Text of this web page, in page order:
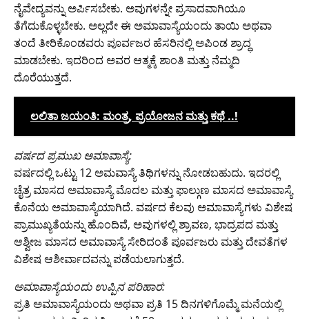
ನೈವೇದ್ಯವನ್ನು ಅರ್ಪಿಸಬೇಕು. ಅವುಗಳನ್ನೇ ಪ್ರಸಾದವಾಗಿಯೂ
ತೆಗೆದುಕೊಳ್ಳಬೇಕು. ಅಲ್ಲದೇ ಈ ಅಮಾವಾಸ್ಯೆಯಂದು ತಾಯಿ ಅಥವಾ
ತಂದೆ ತೀರಿಕೊಂಡವರು ಪೂರ್ವಜರ ಹೆಸರಿನಲ್ಲಿ ಅಪಿಂಡ ಶ್ರಾದ್ಧ
ಮಾಡಬೇಕು. ಇದರಿಂದ ಅವರ ಆತ್ಮಕ್ಕೆ ಶಾಂತಿ ಮತ್ತು ನೆಮ್ಮದಿ
ದೊರೆಯುತ್ತದೆ.
ಲಲಿತಾ ಜಯಂತಿ: ಮಂತ್ರ, ಪ್ರಯೋಜನ ಮತ್ತು ಕಥೆ ..!
ವರ್ಷದ ಪ್ರಮುಖ ಅಮಾವಾಸ್ಯೆ:
ವರ್ಷದಲ್ಲಿ ಒಟ್ಟು 12 ಅಮವಾಸ್ಯೆ ತಿಥಿಗಳನ್ನು ನೋಡಬಹುದು. ಇದರಲ್ಲಿ
ಚೈತ್ರ ಮಾಸದ ಅಮಾವಾಸ್ಯೆ ಮೊದಲ ಮತ್ತು ಫಾಲ್ಗುಣ ಮಾಸದ ಅಮಾವಾಸ್ಯೆ
ಕೊನೆಯ ಅಮಾವಾಸ್ಯೆಯಾಗಿದೆ. ವರ್ಷದ ಕೆಲವು ಅಮಾವಾಸ್ಯೆಗಳು ವಿಶೇಷ
ಪ್ರಾಮುಖ್ಯತೆಯನ್ನು ಹೊಂದಿವೆ, ಅವುಗಳಲ್ಲಿ ಶ್ರಾವಣ, ಭಾದ್ರಪದ ಮತ್ತು
ಆಶ್ವೀಜ ಮಾಸದ ಅಮಾವಾಸ್ಯೆ ಸೇರಿದಂತೆ ಪೂರ್ವಜರು ಮತ್ತು ದೇವತೆಗಳ
ವಿಶೇಷ ಆಶೀರ್ವಾದವನ್ನು ಪಡೆಯಲಾಗುತ್ತದೆ.
ಅಮಾವಾಸ್ಯೆಯಂದು ಉಪ್ಪಿನ ಪರಿಹಾರ:
ಪ್ರತಿ ಅಮಾವಾಸ್ಯೆಯಂದು ಅಥವಾ ಪ್ರತಿ 15 ದಿನಗಳಿಗೊಮ್ಮೆ ಮನೆಯಲ್ಲಿ